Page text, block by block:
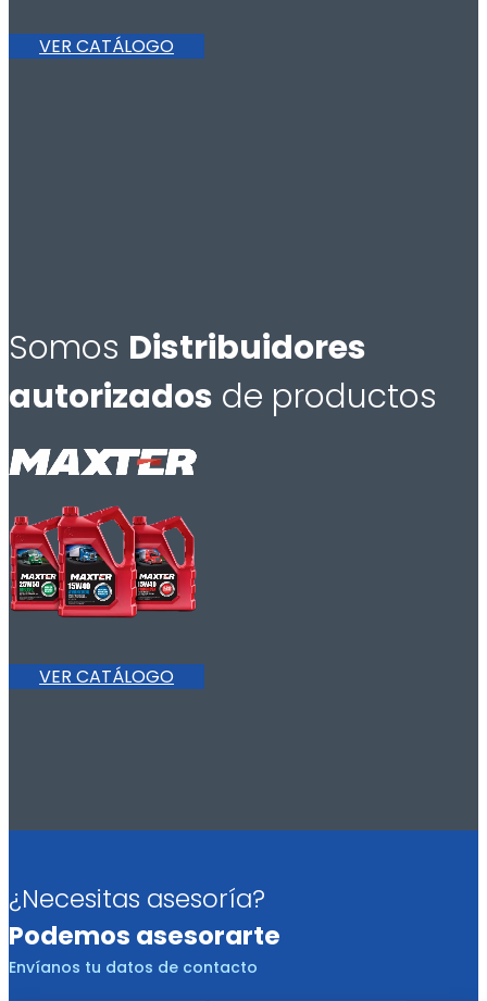
VER CATÁLOGO
Somos Distribuidores
autorizados de productos
VER CATÁLOGO
¿Necesitas asesoría?
Podemos asesorarte
Envíanos tu datos de contacto